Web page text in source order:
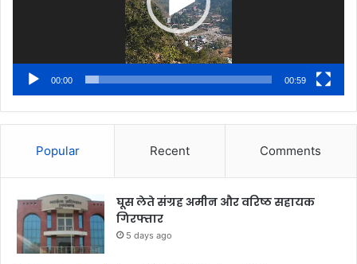
00:00 00:59
Popular Recent Comments
घूस लेते संग्रह अमीन और वरिष्ठ सहायक
गिरफ्तार
5 days ago